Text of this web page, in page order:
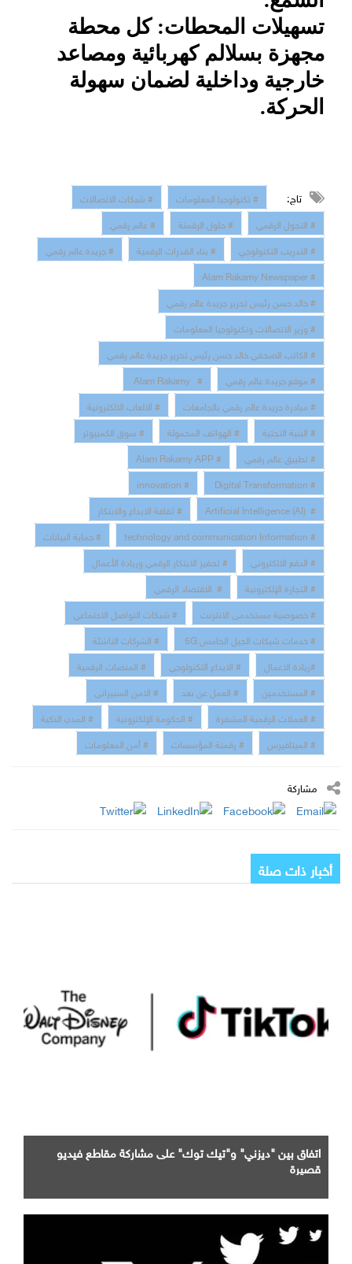
تسهيلات المحطات: كل محطة
مجهزة بسلالم كهربائية ومصاعد
خارجية وداخلية لضمان سهولة
الحركة.
تاج: # تكنولوجيا المعلومات
# شبكات الاتصالات
# التحول الرقمي
# حلول الرقمنة
# عالم رقمي
# التدريب التكنولوجي
# بناء القدرات الرقمية
# جريدة عالم رقمي
# Alam Rakamy Newspaper
# خالد حسن رئيس تحرير جريدة عالم رقمي
# وزير الاتصالات وتكنولوجيا المعلومات
# الكاتب الصحفي خالد حسن رئيس تحرير جريدة عالم رقمي
# موقع جريدة عالم رقمي
# Alam Rakamy
# مبادرة جريدة عالم رقمي بالجامعات
# الالعاب الالكترونية
# البنية التحتية
# الهواتف المحمولة
# سوق الكمبيوتر
# تطبيق عالم رقمي
# Alam Rakamy APP
# Digital Transformation
# innovation
# Artificial Intelligence (AI)
# ثقافة الابداع والابتكار
# technology and communication Information
# حماية البيانات
# الدفع الالكتروني
# تحفيز الابتكار الرقمي وريادة الأعمال
# التجارة الإلكترونية
# الاقتصاد الرقمي
# خصوصية مستخدمى الانترنت
# شبكات التواصل الاجتماعي
# خدمات شبكات الجيل الخامس 5G
# الشركات الناشئة
#ريادة الاعمال
# الابداع التكنولوجي
# المنصات الرقمية
# المستخدمين
# العمل عن بعد
# الامن السبيراني
# العملات الرقمية المشفرة
# الحكومة الإلكترونية
# المدن الذكية
# الميتافيرس
# رقمنة المؤسسات # أمن المعلومات
مشاركة
أخبار ذات صلة
اتفاق بين "ديزني" و"تيك توك" على مشاركة مقاطع فيديو
قصيرة